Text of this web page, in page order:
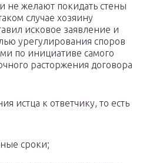
не желают покидать стены
случае хозяину
исковое заявление и
урегулирования споров
по инициативе самого
расторжения договора
истца к ответчику, то есть
сроки;